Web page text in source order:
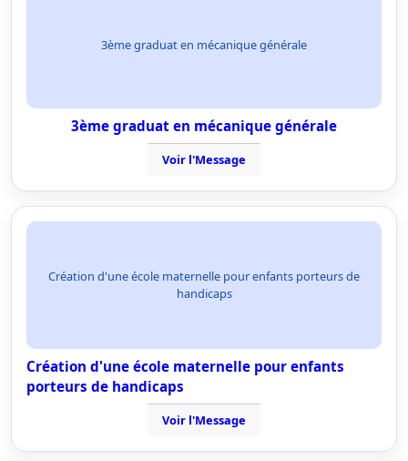
3ème graduat en mécanique générale
3ème graduat en mécanique générale
Voir l'Message
Création d'une école maternelle pour enfants porteurs de
handicaps
Création d'une école maternelle pour enfants
porteurs de handicaps
Voir l'Message